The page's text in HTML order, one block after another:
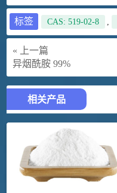
标签 CAS: 519-02-8 ,
« 上一篇
异烟酰胺 99%
相关产品